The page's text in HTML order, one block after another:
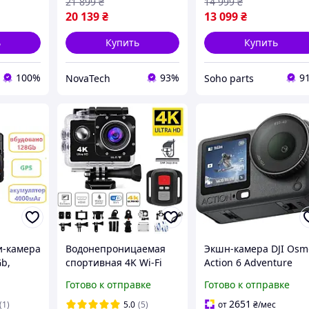
100%
20 139₴
Купить
NovaTech 93%
13 099₴
Купить
Soho parts
камера
(1)
Водонепроницаемая
спортивная 4K Wi-Fi
Готово к отправке
5.0 (5)
Экшн-камера DJI
Action 6 Adventure
(CP.OS.00000506.02)
Готово к отправке
от2651 ₴/мес